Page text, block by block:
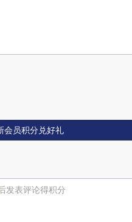
会员积分兑好礼
发表评论得积分